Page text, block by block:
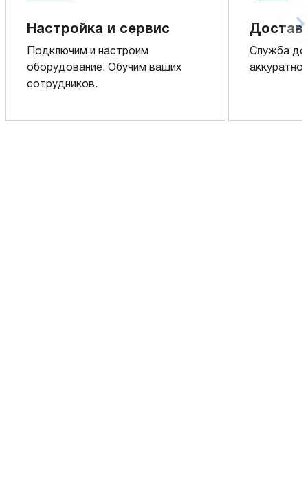
Настройка и сервис
Подключим и настроим
оборудование. Обучим ваших
сотрудников.
Служба
аккуратно